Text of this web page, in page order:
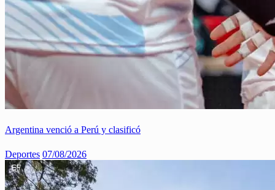
Argentina venció a Perú y clasificó
Deportes 07/08/2026